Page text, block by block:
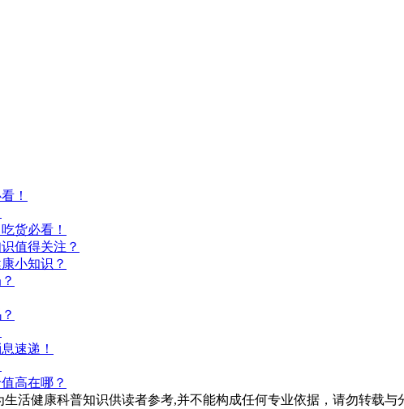
！
货必看！
值得关注？
小知识？
速递！
高在哪？
活健康科普知识供读者参考,并不能构成任何专业依据，请勿转载与